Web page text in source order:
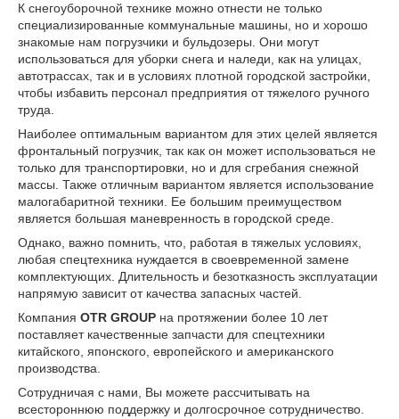
К снегоуборочной технике можно отнести не только
специализированные коммунальные машины, но и хорошо
знакомые нам погрузчики и бульдозеры. Они могут
использоваться для уборки снега и наледи, как на улицах,
автотрассах, так и в условиях плотной городской застройки,
чтобы избавить персонал предприятия от тяжелого ручного
труда.
Наиболее оптимальным вариантом для этих целей является
фронтальный погрузчик, так как он может использоваться не
только для транспортировки, но и для сгребания снежной
массы. Также отличным вариантом является использование
малогабаритной техники. Ее большим преимуществом
является большая маневренность в городской среде.
Однако, важно помнить, что, работая в тяжелых условиях,
любая спецтехника нуждается в своевременной замене
комплектующих. Длительность и безотказность эксплуатации
напрямую зависит от качества запасных частей.
Компания OTR GROUP на протяжении более 10 лет
поставляет качественные запчасти для спецтехники
китайского, японского, европейского и американского
производства.
Сотрудничая с нами, Вы можете рассчитывать на
всестороннюю поддержку и долгосрочное сотрудничество.